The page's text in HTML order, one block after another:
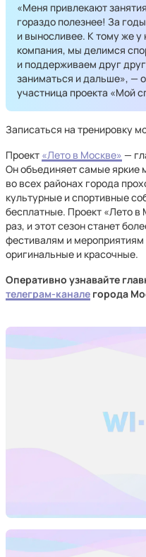
«Меня привлекают
гораздо полезнее! За
и выносливее. К тому же
компания, мы делимся
и поддерживаем друг
заниматься и дальше», —
участница проекта «Мой
Записаться на тренировку
Проект «Лето в Москве» —
Он объединяет самые яркие
во всех районах города
культурные и спортивные
бесплатные. Проект «Лето в
раз, и этот сезон станет
фестивалям и
оригинальные и красочные.
Оперативно узнавайте
телеграм-канале города